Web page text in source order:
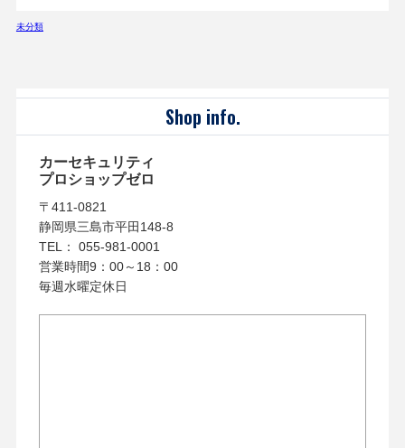
未分類
Shop info.
カーセキュリティ
プロショップゼロ
〒411-0821
静岡県三島市平田148-8
TEL： 055-981-0001
営業時間9：00～18：00
毎週水曜定休日